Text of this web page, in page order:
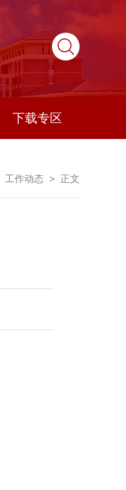
下载专区
工作动态> 正文